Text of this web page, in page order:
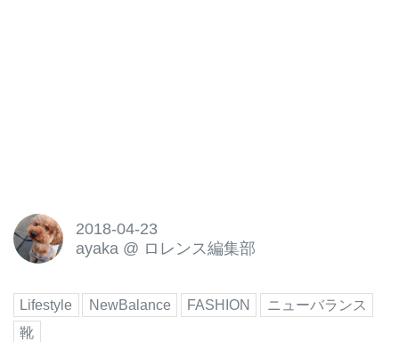
2018-04-23
ayaka @ ロレンス編集部
Lifestyle NewBalance FASHION
ニューバランス
靴